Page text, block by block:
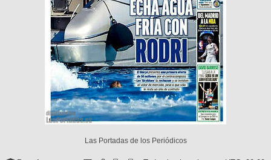
Las Portadas de los Periódicos